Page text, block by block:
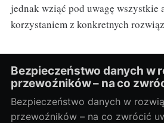
jednak wziąć pod uwagę wszystkie
korzystaniem z konkretnych
Bezpieczeństwo danych w
przewoźników – na co
Bezpieczeństwo danych w
przewoźników – na co zwrócić